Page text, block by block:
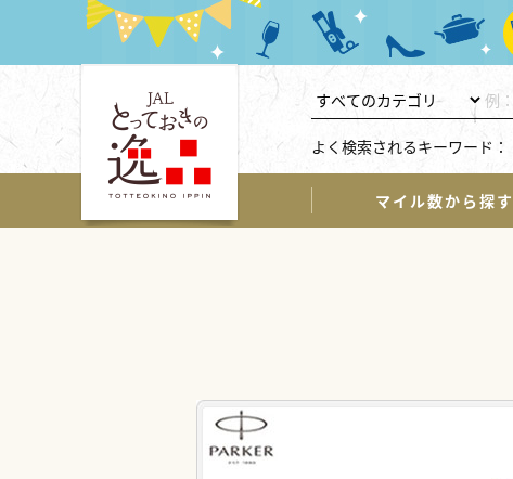
よく検索されるキーワード：
マイル数から探す